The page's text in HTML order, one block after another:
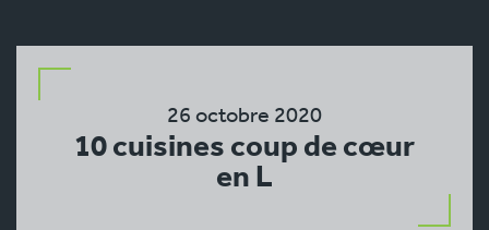
26 octobre 2020
10 cuisines coup de cœur
en L